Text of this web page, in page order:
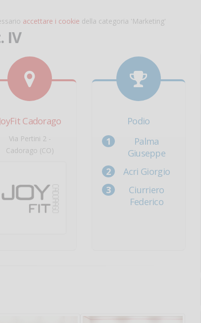
accettare i cookie della categoria 'Marketing'
IV
JoyFit Cadorago
Via Pertini 2 -
Cadorago (CO)
Podio
Palma
Giuseppe
Acri Giorgio
Ciurriero
Federico